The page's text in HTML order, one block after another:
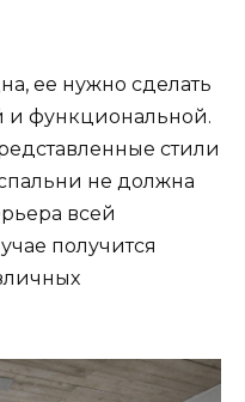
ее нужно сделать
и функциональной.
стили
не должна
всей
получится